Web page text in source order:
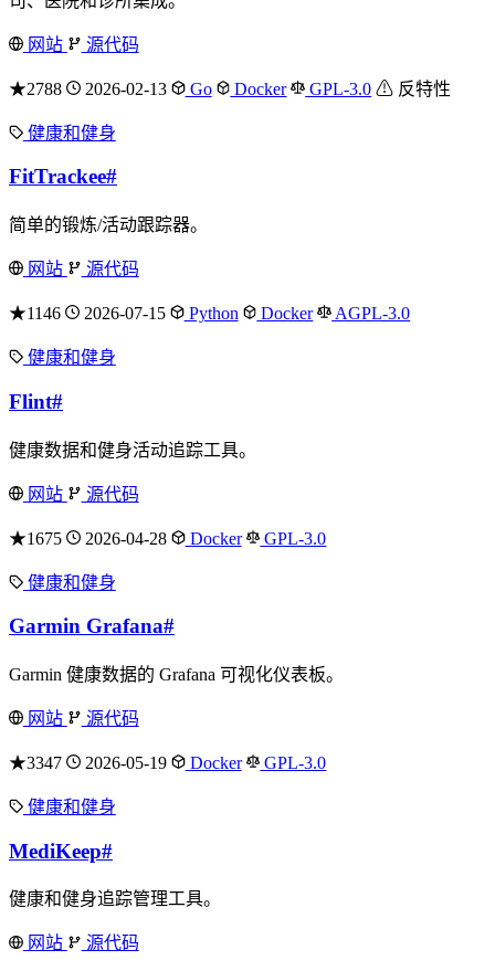
网站 源代码
★2788 2026-02-13 Go Docker GPL-3.0 ⚠ 反特性
健康和健身
FitTrackee#
简单的锻炼/活动跟踪器。
网站 源代码
★1146 2026-07-15 Python Docker AGPL-3.0
健康和健身
Flint#
健康数据和健身活动追踪工具。
网站 源代码
★1675 2026-04-28 Docker GPL-3.0
健康和健身
Garmin Grafana#
Garmin 健康数据的 Grafana 可视化仪表板。
网站 源代码
★3347 2026-05-19 Docker GPL-3.0
健康和健身
MediKeep#
健康和健身追踪管理工具。
网站 源代码